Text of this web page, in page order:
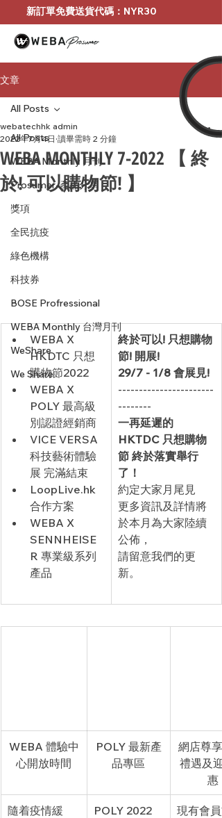
新訂單免費送貨代碼：NYR30
文章
All Posts
WEBA Monthly 月刊
Prosumer-產品分享
獎項
全民抗疫
綠色機構
科技券
BOSE Profressional
WEBA Monthly 台灣月刊
WeShare
We Share
All Posts
WEBA MONTHLY 7-2022 【 終
於! 可以購物節! 】
webatechhk admin
2022年7月4日 讀畢需時 2 分鐘
​WEBA X
HKDTC 只想
購物節2022
WEBA X
POLY 最高級
別認證經銷商
VICE VERSA
科技藝術體驗
展 完滿結束
LoopLive.hk
合作方案
WEBA X
SENNHEISE
R 專業級系列
產品
終於可以! 只想購物
節! 開展!
29/7 - 1/8 會展見!
-----------------------
--------
一再延遲的
HKTDC 只想購物
節 終於落實舉行
了！
約定大家月尾見
更多資訊及詳情將
於本月為大家陸續
公佈，
請留意我們的更
新。
WEBA 體驗中
心開放時間
POLY 最新產
品專區
網店尊享
禮遇及迎
惠
隨着疫情緩
POLY 2022
現有會員